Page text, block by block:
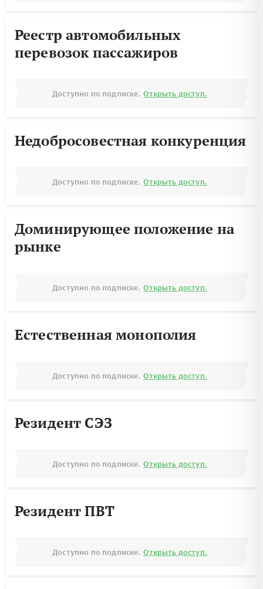
Реестр автомобильных
перевозок пассажиров
Доступно по подписке. Открыть доступ.
Недобросовестная конкуренция
Доступно по подписке. Открыть доступ.
Доминирующее положение на
рынке
Доступно по подписке. Открыть доступ.
Естественная монополия
Доступно по подписке. Открыть доступ.
Резидент СЭЗ
Доступно по подписке. Открыть доступ.
Резидент ПВТ
Доступно по подписке. Открыть доступ.